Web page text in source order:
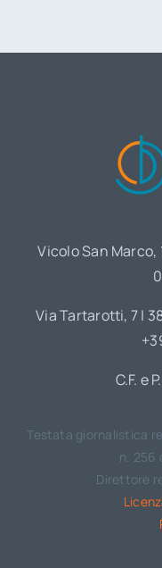
Vicolo San Marco,
Via Tartarotti, 7 |
C.F. e
Testata giornalistica
n. 256
Direttore